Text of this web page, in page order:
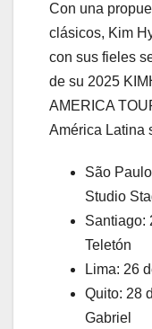
Con una
clásicos, Kim
con sus fieles
de su 2025
AMERICA
América Latina
São
Studio
Santiago:
Teletón
Lima: 26
Quito: 28
Gabriel